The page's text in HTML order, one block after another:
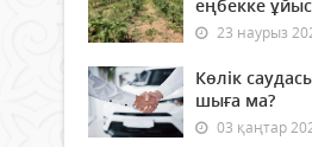
еңбекке
23 наурыз
Көлік
шыға ма?
03 қаңтар